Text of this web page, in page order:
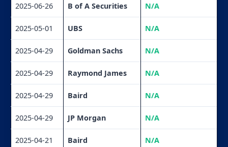
2025-06-26 B of A Securities N/A
2025-05-01 UBS N/A
2025-04-29 Goldman Sachs N/A
2025-04-29 Raymond James N/A
2025-04-29 Baird N/A
2025-04-29 JP Morgan N/A
2025-04-21 Baird N/A